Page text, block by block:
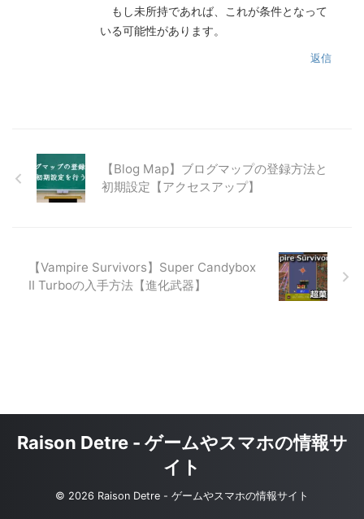
もし未所持であれば、これが条件となって
いる可能性があります。
返信
【Blog Map】ブログマップの登録方法と
初期設定【アクセスアップ】
【Vampire Survivors】Super Candybox
Ⅱ Turboの入手方法【進化武器】
Raison Detre - ゲームやスマホの情報サ
イト
© 2026 Raison Detre - ゲームやスマホの情報サイト